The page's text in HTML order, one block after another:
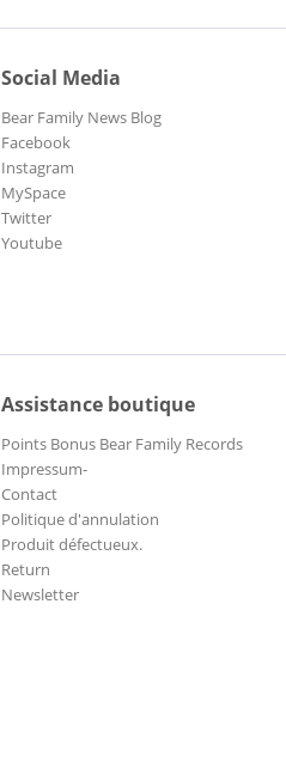
Social Media
Bear Family News Blog
Facebook
Instagram
MySpace
Twitter
Youtube
Assistance boutique
Points Bonus Bear Family Records
Impressum-
Contact
Politique d'annulation
Produit défectueux.
Return
Newsletter